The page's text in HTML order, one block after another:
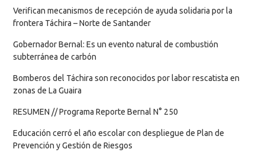
Verifican mecanismos de recepción de ayuda solidaria por la
frontera Táchira – Norte de Santander
Gobernador Bernal: Es un evento natural de combustión
subterránea de carbón
Bomberos del Táchira son reconocidos por labor rescatista en
zonas de La Guaira
RESUMEN // Programa Reporte Bernal N° 250
Educación cerró el año escolar con despliegue de Plan de
Prevención y Gestión de Riesgos